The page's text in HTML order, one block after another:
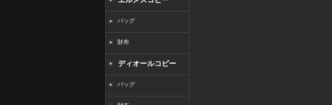
バッグ
財布
ディオールコピー
バッグ